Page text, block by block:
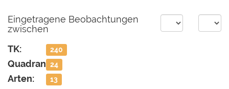
Eingetragene Beobachtungen
zwischen
TK:
Quadrant:
Arten:
240
24
13